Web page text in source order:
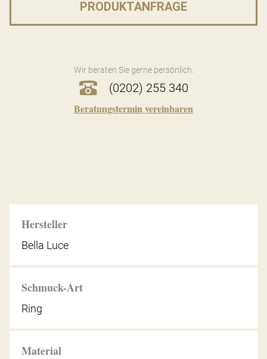
PRODUKTANFRAGE
Wir beraten Sie gerne persönlich:
(0202) 255 340
Beratungstermin vereinbaren
Hersteller
Bella Luce
Schmuck-Art
Ring
Material